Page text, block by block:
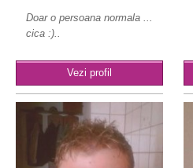
Doar o persoana normala ...
cica :)..
Vezi profil